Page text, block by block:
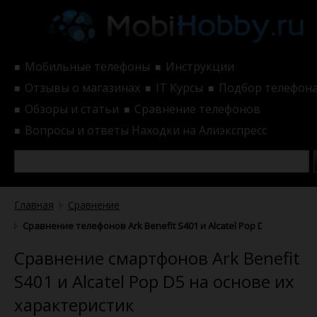
■ Мобильные телефоны ■ Инструкции
■ Отзывы о магазинах ■ IT Курсы ■ Подбор
■ Обзоры и статьи ■ Сравнение телефонов
■ Вопросы и ответы Находки на Алиэкспресс
Главная Сравнение
Сравнение телефонов Ark Benefit S401 и Alcatel Pop D5 по
Сравнение смартфонов Ark Benefit
S401 и Alcatel Pop D5 на основе их
характеристик